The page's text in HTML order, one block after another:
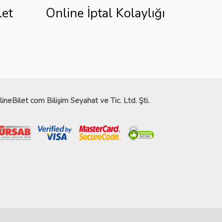
Online İptal Kolaylığı
com Bilişim Seyahat ve Tic. Ltd. Şti.